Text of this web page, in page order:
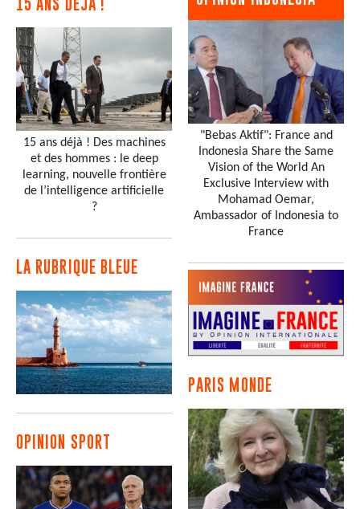
Livres
Fabien GARON
Florence LELIEVRE
Minnie DE BEAUVAU -
Mme- Chateau de haroue
Mohamed BELLAKHAL-
Retraité
Hervé COUTURIER-
Retraité- Agence-France-
Presse
Josiane MATES-FALLAHI
-
Michel NOIRRET
Odile GIRAUD
Françoise HOFFET-
Greenpeace
Genevieve ELANDOY
Boufeja
NOUALI - Retraité
- CJM-UN
Sylvain COAT ROLLAND-
Maitre- Avocat à la Cour
de Paris et au Barreau de
Annie LHERMITTE
Elisabeth COUTINHO
Laurence NAHOUM
Joseph SIMONS-
15 ans déjà ! Des machines
et des hommes : le deep
learning, nouvelle frontière
de l’intelligence artificielle
?
LA RUBRIQUE BLEUE
OPINION SPORT
"Bebas Aktif": France and
Indonesia Share the Same
Vision of the World An
Exclusive Interview with
Mohamad Oemar,
Ambassador of Indonesia to
France
PARIS MONDE